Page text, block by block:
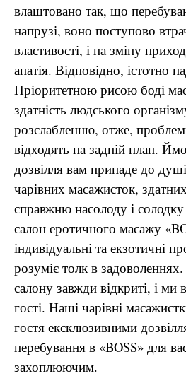
влаштовано так, що
напрузі, воно поступово
властивості, і на зміну
апатія. Відповідно, істотно
Пріоритетною рисою боді
здатність людського
розслабленню, отже,
відходять на задній план.
дозвілля вам припаде до
чарівних масажисток,
справжню насолоду і
салон еротичного масажу
індивідуальні та екзотичні
розуміє толк в
салону завжди відкриті, і ми
гості. Наші чарівні
гостя ексклюзивними
перебування в «BOSS» для
захоплюючим.